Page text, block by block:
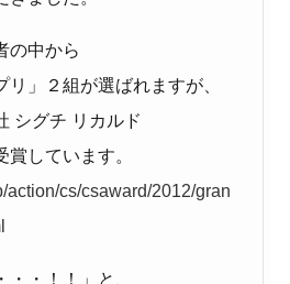
の中から
リ」２組が選ばれますが、
シグチ リカルド
賞しています。
action/cs/csaward/2012/gran
・・！！」と、